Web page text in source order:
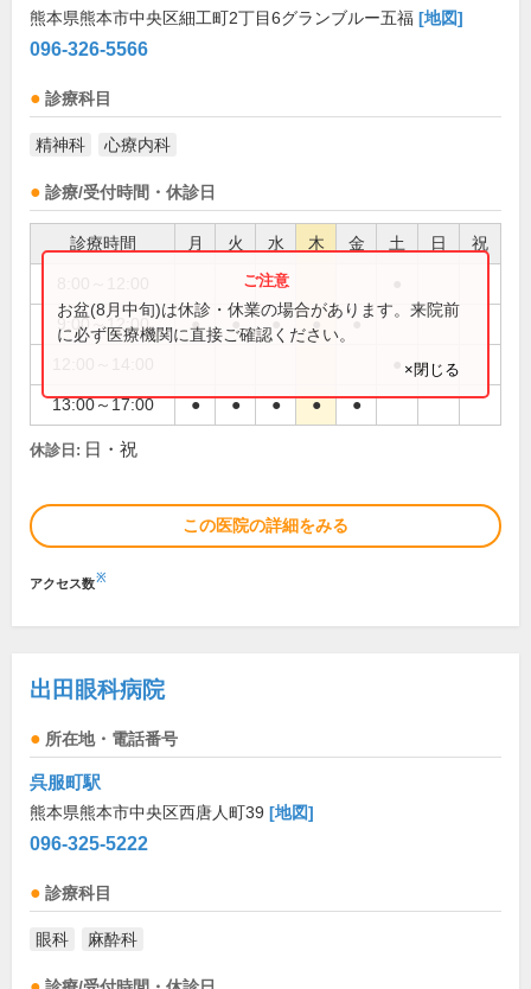
熊本県熊本市中央区細工町2丁目6グランブルー五福 [地図]
096-326-5566
診療科目
精神科 心療内科
診療/受付時間・休診日
診療時間 月 火 水 木 金 土 日 祝
9:00～12:00 ● ● ● ● ●
13:00～17:00 ● ● ● ● ●
お盆(8月中旬)は休診・休業の場合があります。来院前
に必ず医療機関に直接ご確認ください。
×閉じる
休診日: 日・祝
この医院の詳細をみる
アクセス数※
出田眼科病院
所在地・電話番号
呉服町駅
熊本県熊本市中央区西唐人町39 [地図]
096-325-5222
診療科目
眼科 麻酔科